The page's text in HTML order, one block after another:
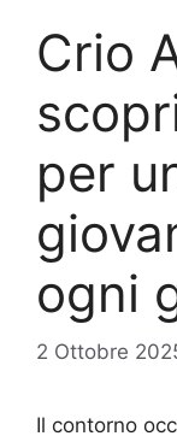
Crio
per
ogni
2 Ottobre
Il contorno